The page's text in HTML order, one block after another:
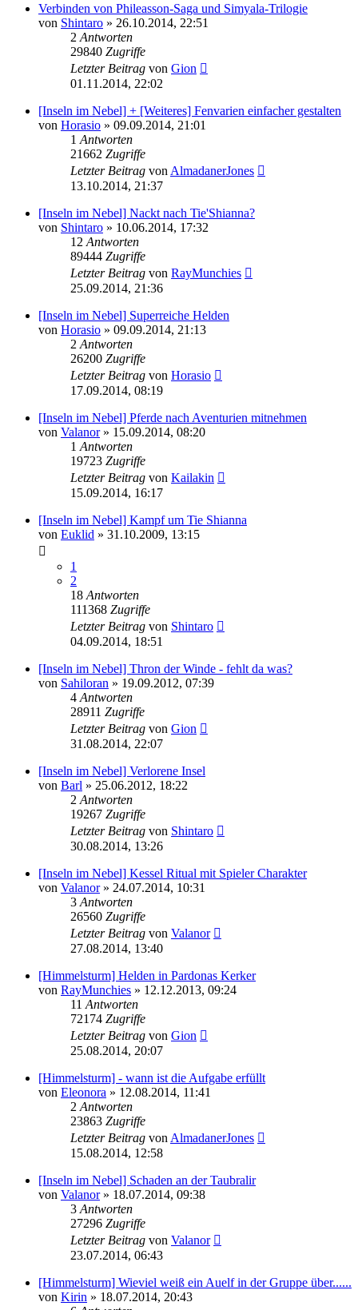
Verbinden von Phileasson-Saga und Simyala-Trilogie
von Shintaro » 26.10.2014, 22:51
2 Antworten
29840 Zugriffe
Letzter Beitrag von Gion
01.11.2014, 22:02
[Inseln im Nebel] + [Weiteres] Fenvarien einfacher gestalten
von Horasio » 09.09.2014, 21:01
1 Antworten
21662 Zugriffe
Letzter Beitrag von AlmadanerJones
13.10.2014, 21:37
[Inseln im Nebel] Nackt nach Tie'Shianna?
von Shintaro » 10.06.2014, 17:32
12 Antworten
89444 Zugriffe
Letzter Beitrag von RayMunchies
25.09.2014, 21:36
[Inseln im Nebel] Superreiche Helden
von Horasio » 09.09.2014, 21:13
2 Antworten
26200 Zugriffe
Letzter Beitrag von Horasio
17.09.2014, 08:19
[Inseln im Nebel] Pferde nach Aventurien mitnehmen
von Valanor» 15.09.2014, 08:20
1 Antworten
19723 Zugriffe
Letzter Beitrag von Kailakin
15.09.2014, 16:17
[Inseln im Nebel] Kampf um Tie Shianna
von Euklid » 31.10.2009, 13:15
1
2
18 Antworten
111368 Zugriffe
Letzter Beitrag von Shintaro
04.09.2014, 18:51
[Inseln im Nebel] Thron der Winde - fehlt da was?
von Sahiloran » 19.09.2012, 07:39
4 Antworten
28911 Zugriffe
Letzter Beitrag von Gion
31.08.2014, 22:07
[Inseln im Nebel] Verlorene Insel
von Barl » 25.06.2012, 18:22
2 Antworten
19267 Zugriffe
Letzter Beitrag von Shintaro
30.08.2014, 13:26
[Inseln im Nebel] Kessel Ritual mit Spieler Charakter
von Valanor» 24.07.2014, 10:31
3 Antworten
26560 Zugriffe
Letzter Beitrag von Valanor
27.08.2014, 13:40
[Himmelsturm] Helden in Pardonas Kerker
von RayMunchies » 12.12.2013, 09:24
11 Antworten
72174 Zugriffe
Letzter Beitrag von Gion
25.08.2014, 20:07
[Himmelsturm] - wann ist die Aufgabe erfüllt
von Eleonora » 12.08.2014, 11:41
2 Antworten
23863 Zugriffe
Letzter Beitrag von AlmadanerJones
15.08.2014, 12:58
[Inseln im Nebel] Schaden an der Taubralir
von Valanor» 18.07.2014, 09:38
3 Antworten
27296 Zugriffe
Letzter Beitrag von Valanor
23.07.2014, 06:43
[Himmelsturm] Wieviel weiß ein Auelf in der Gruppe über......
von Kirin » 18.07.2014, 20:43